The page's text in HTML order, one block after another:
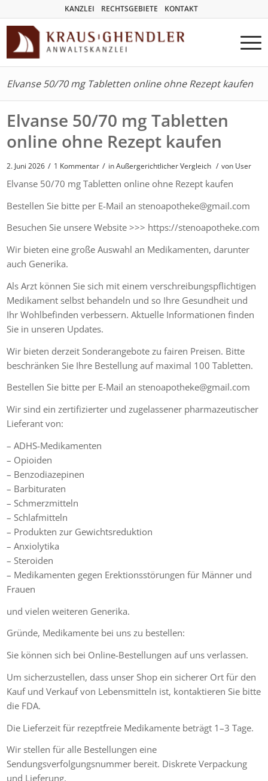
KANZLEI RECHTSGEBIETE KONTAKT
Elvanse 50/70 mg Tabletten online ohne Rezept kaufen
Elvanse 50/70 mg Tabletten
online ohne Rezept kaufen
2. Juni 2026 / 1 Kommentar / inAußergerichtlicher Vergleich / von User
Elvanse 50/70 mg Tabletten online ohne Rezept kaufen
Bestellen Sie bitte per E-Mail an stenoapotheke@gmail.com
Besuchen Sie unsere Website >>> https://stenoapotheke.com
Wir bieten eine große Auswahl an Medikamenten, darunter
auch Generika.
Als Arzt können Sie sich mit einem verschreibungspflichtigen
Medikament selbst behandeln und so Ihre Gesundheit und
Ihr Wohlbefinden verbessern. Aktuelle Informationen finden
Sie in unseren Updates.
Wir bieten derzeit Sonderangebote zu fairen Preisen. Bitte
beschränken Sie Ihre Bestellung auf maximal 100 Tabletten.
Bestellen Sie bitte per E-Mail an stenoapotheke@gmail.com
Wir sind ein zertifizierter und zugelassener pharmazeutischer
Lieferant von:
– ADHS-Medikamenten
– Opioiden
– Benzodiazepinen
– Barbituraten
– Schmerzmitteln
– Schlafmitteln
– Produkten zur Gewichtsreduktion
– Anxiolytika
– Steroiden
– Medikamenten gegen Erektionsstörungen für Männer und
Frauen
und vielen weiteren Generika.
Gründe, Medikamente bei uns zu bestellen:
Sie können sich bei Online-Bestellungen auf uns verlassen.
Um sicherzustellen, dass unser Shop ein sicherer Ort für den
Kauf und Verkauf von Lebensmitteln ist, kontaktieren Sie bitte
die FDA.
Die Lieferzeit für rezeptfreie Medikamente beträgt 1–3 Tage.
Wir stellen für alle Bestellungen eine
Sendungsverfolgungsnummer bereit. Diskrete Verpackung
und Lieferung.